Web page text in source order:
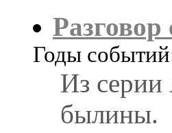
Годы
Из серии
былины.